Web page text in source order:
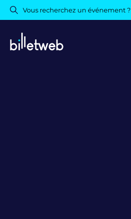
Vous recherchez un événement ?